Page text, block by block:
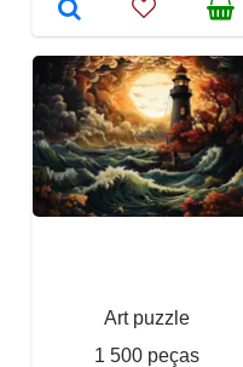
Art puzzle
1 500 peças